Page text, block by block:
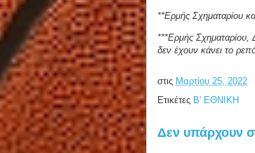
**Ερμής Σχηματαρίου
***Ερμής Σχηματαρίου,
δεν έχουν κάνει το
στις Μαρτίου 25, 2022
Ετικέτες Β' ΕΘΝΙΚΗ
Δεν υπάρχουν